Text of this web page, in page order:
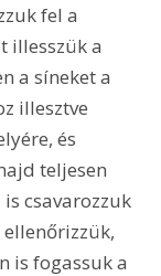
fel a
illesszük a
a síneket a
illesztve
és
teljesen
csavarozzuk
is fogassuk a